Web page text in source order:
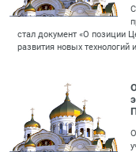
стал документ «О позиции
развития новых технологий